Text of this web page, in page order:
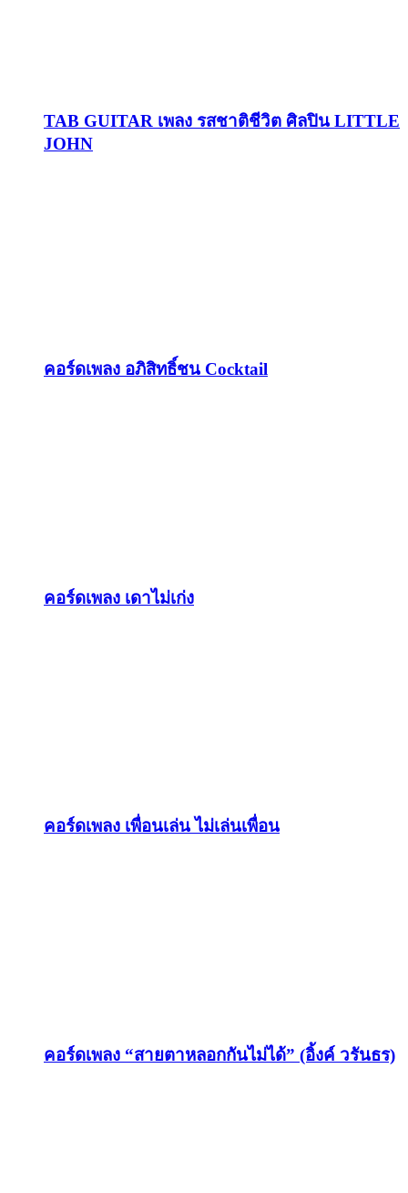
TAB GUITAR เพลง รสชาติชีวิต ศิลปิน LITTLE
JOHN
คอร์ดเพลง อภิสิทธิ์ชน Cocktail
คอร์ดเพลง เดาไม่เก่ง
คอร์ดเพลง เพื่อนเล่น ไม่เล่นเพื่อน
คอร์ดเพลง “สายตาหลอกกันไม่ได้” (อิ้งค์ วรันธร)